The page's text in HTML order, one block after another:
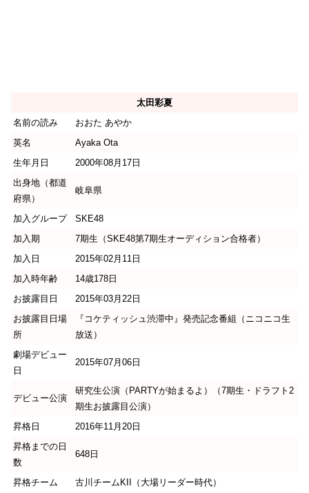
太田彩夏
名前の読み
おおた あやか
英名
Ayaka Ota
生年月日
2000年08月17日
出身地（都道
府県）
岐阜県
加入グループ
SKE48
加入期
7期生（SKE48第7期生オーディション合格者）
加入日
2015年02月11日
加入時年齢
14歳178日
お披露目日
2015年03月22日
お披露目日場
所
『コケティッシュ渋滞中』発売記念番組（ニコニコ生
放送）
劇場デビュー
日
2015年07月06日
デビュー公演
研究生公演（PARTYが始まるよ）（7期生・ドラフト2
期生お披露目公演）
昇格日
2016年11月20日
昇格までの日
数
648日
昇格チーム
古川チームKII（大場リーダー時代）